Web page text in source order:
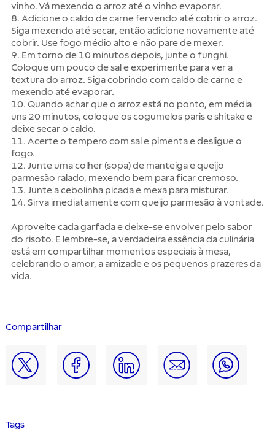
Compartilhar
Tags
vinho. Vá mexendo o arroz até o vinho evaporar.
8. Adicione o caldo de carne fervendo até cobrir o arroz.
Siga mexendo até secar, então adicione novamente até
cobrir. Use fogo médio alto e não pare de mexer.
9. Em torno de 10 minutos depois, junte o funghi.
Coloque um pouco de sal e experimente para ver a
textura do arroz. Siga cobrindo com caldo de carne e
mexendo até evaporar.
10. Quando achar que o arroz está no ponto, em média
uns 20 minutos, coloque os cogumelos paris e shitake e
deixe secar o caldo.
11. Acerte o tempero com sal e pimenta e desligue o
fogo.
12. Junte uma colher (sopa) de manteiga e queijo
parmesão ralado, mexendo bem para ficar cremoso.
13. Junte a cebolinha picada e mexa para misturar.
14. Sirva imediatamente com queijo parmesão à vontade.
Aproveite cada garfada e deixe-se envolver pelo sabor
do risoto. E lembre-se, a verdadeira essência da culinária
está em compartilhar momentos especiais à mesa,
celebrando o amor, a amizade e os pequenos prazeres da
vida.